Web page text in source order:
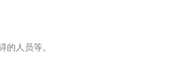
的人员等。